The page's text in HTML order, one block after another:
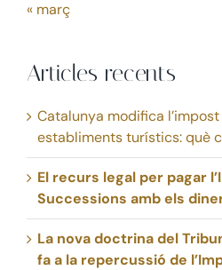
« març
Articles recents
Catalunya modifica
establiments turístics: què
El recurs legal per pagar
Successions amb els
La nova doctrina del
fa a la repercussió de